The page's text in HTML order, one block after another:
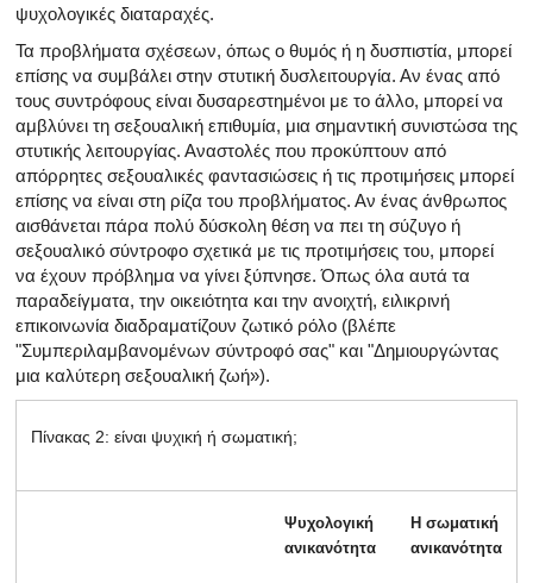
ψυχολογικές διαταραχές.
Τα προβλήματα σχέσεων, όπως ο θυμός ή η δυσπιστία, μπορεί
επίσης να συμβάλει στην στυτική δυσλειτουργία. Αν ένας από
τους συντρόφους είναι δυσαρεστημένοι με το άλλο, μπορεί να
αμβλύνει τη σεξουαλική επιθυμία, μια σημαντική συνιστώσα της
στυτικής λειτουργίας. Αναστολές που προκύπτουν από
απόρρητες σεξουαλικές φαντασιώσεις ή τις προτιμήσεις μπορεί
επίσης να είναι στη ρίζα του προβλήματος. Αν ένας άνθρωπος
αισθάνεται πάρα πολύ δύσκολη θέση να πει τη σύζυγο ή
σεξουαλικό σύντροφο σχετικά με τις προτιμήσεις του, μπορεί
να έχουν πρόβλημα να γίνει ξύπνησε. Όπως όλα αυτά τα
παραδείγματα, την οικειότητα και την ανοιχτή, ειλικρινή
επικοινωνία διαδραματίζουν ζωτικό ρόλο (βλέπε
"Συμπεριλαμβανομένων σύντροφό σας" και "Δημιουργώντας
μια καλύτερη σεξουαλική ζωή»).
Πίνακας 2: είναι ψυχική ή σωματική;
Ψυχολογική
ανικανότητα
Η σωματική
ανικανότητα